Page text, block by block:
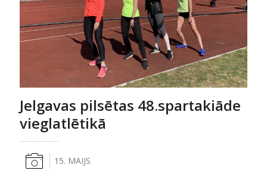
Jelgavas pilsētas 48.spartakiāde
vieglatlētikā
15. MAIJS